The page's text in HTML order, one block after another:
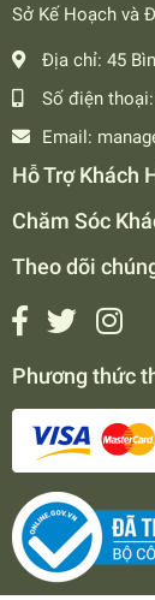
Sở Kế Hoạch và
Địa chỉ: 45
Số điện thoại:
Email:
Hỗ Trợ Khách
Chăm Sóc
Theo dõi
Phương thức